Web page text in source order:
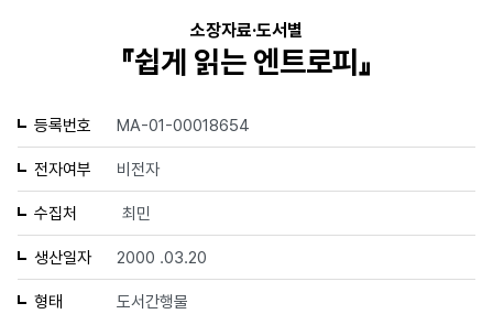
소장자료·도서별
『쉽게 읽는 엔트로피』
등록번호 MA-01-00018654
전자여부 비전자
수집처 최민
생산일자 2000 .03.20
형태 도서간행물